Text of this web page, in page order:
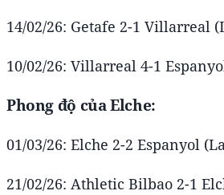
14/02/26: Getafe 2-1 Villarreal
10/02/26: Villarreal 4-1
Phong độ của Elche:
01/03/26: Elche 2-2 Espanyol
21/02/26: Athletic Bilbao 2-1